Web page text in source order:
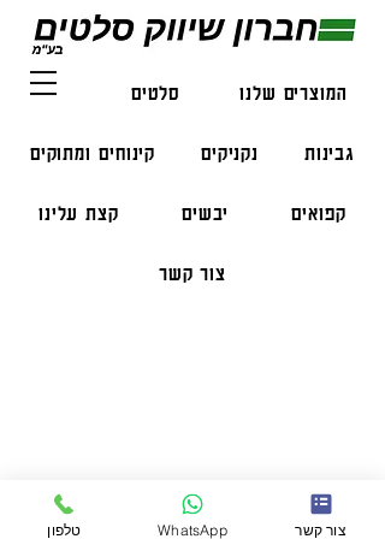
המוצרים שלנו סלטים דגים
גבינות נקניקים קינוחים ומתוקים
קפואים יבשים קצת עלינו
צור קשר
הזמנות בווצאפ:
050-47-57-365
051-296-2006
טלפון WhatsApp צור קשר